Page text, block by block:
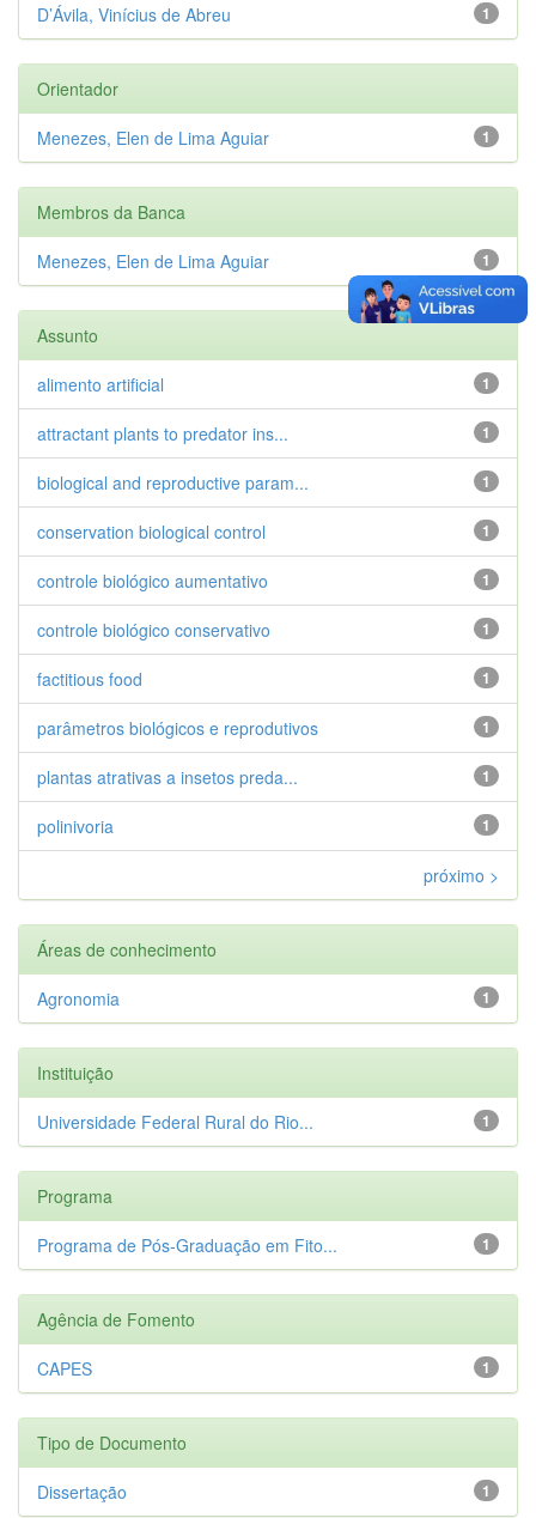
1
D’Ávila, Vinícius de Abreu
Orientador
1
Menezes, Elen de Lima Aguiar
Membros da Banca
1
Menezes, Elen de Lima Aguiar
Assunto
1
alimento artificial
1
attractant plants to predator ins...
1
biological and reproductive param...
1
conservation biological control
1
controle biológico aumentativo
1
controle biológico conservativo
1
factitious food
1
parâmetros biológicos e reprodutivos
1
plantas atrativas a insetos preda...
1
polinivoria
próximo >
Áreas de conhecimento
1
Agronomia
Instituição
1
Universidade Federal Rural do Rio...
Programa
1
Programa de Pós-Graduação em Fito...
Agência de Fomento
1
CAPES
Tipo de Documento
1
Dissertação